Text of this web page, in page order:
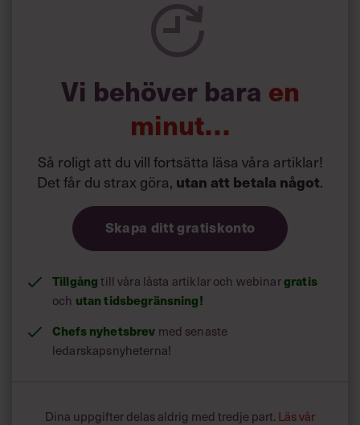
Vi behöver bara en
minut…
Så roligt att du vill fortsätta läsa våra artiklar!
Det får du strax göra, utan att betala något.
Skapa ditt gratiskonto
Tillgångtill våra låsta artiklar och webinargratis
och utan tidsbegränsning!
Chefs nyhetsbrev med senaste
ledarskapsnyheterna!
Dina uppgifter delas aldrig med tredje part. Läs vår